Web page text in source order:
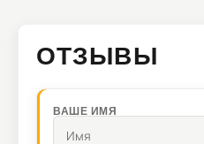
ОТЗЫВЫ
ВАШЕ ИМЯ